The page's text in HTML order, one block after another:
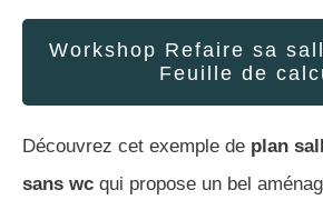
Workshop Refaire sa
Feuille de
Découvrez cet exemple de plan
sans wc qui propose un bel